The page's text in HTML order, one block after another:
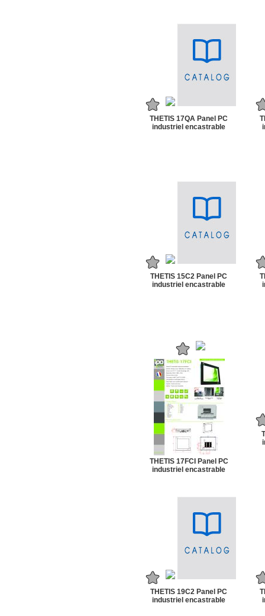
THETIS 17QA Panel PC
industriel encastrable
THETIS 15C2 Panel PC
industriel encastrable
THETIS 17FCI Panel PC
industriel encastrable
THETIS 19C2 Panel PC
industriel encastrable